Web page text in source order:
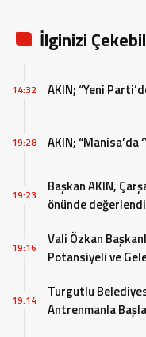
İlginizi
AKIN; “Yeni
14:32
AKIN; “Manisa’da
19:28
Başkan AKIN,
önünde
19:23
Vali Özkan
Potansiyeli ve
19:16
Turgutlu
Antrenmanla
19:14